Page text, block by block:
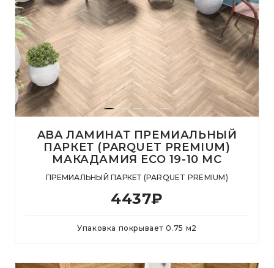
ABA ЛАМИНАТ ПРЕМИАЛЬНЫЙ
ПАРКЕТ (PARQUET PREMIUM)
МАКАДАМИЯ ECO 19-10 MC
ПРЕМИАЛЬНЫЙ ПАРКЕТ (PARQUET PREMIUM)
4437₽
Упаковка покрывает 0.75 м2